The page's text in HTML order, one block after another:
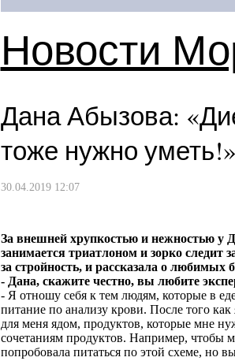
Новости
Дана Абызова:
тоже нужно уметь!»
30.04.2019 12:07
За внешней хрупкостью и нежностью у
занимается триатлоном и зорко
за стройность, и рассказала о любимых
- Дана, скажите честно, вы любите
- Я отношу себя к тем людям, которые в
питание по анализу крови. После того
для меня ядом, продуктов, которые мне
сочетаниям продуктов. Например, чтобы
попробовала питаться по этой схеме, но